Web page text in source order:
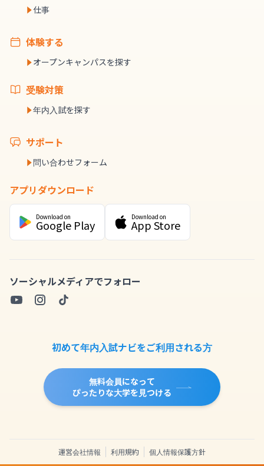
仕事
体験する
オープンキャンパスを探す
受験対策
年内入試を探す
サポート
問い合わせフォーム
アプリダウンロード
Download on
Google Play
Download on
App Store
ソーシャルメディアでフォロー
初めて年内入試ナビをご利用される方
無料会員になって
ぴったりな大学を見つける
運営会社情報 利用規約 個人情報保護方針